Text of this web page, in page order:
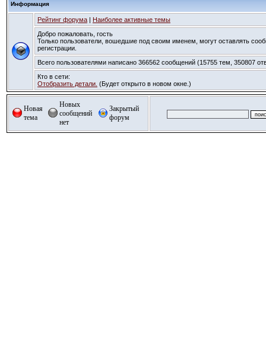
Информация
Рейтинг форума | Наиболее активные темы
Добро пожаловать, гость
Только пользователи, вошедшие под своим именем, могут оставлять
регистрации.
Всего пользователями написано 366562 сообщений (15755 тем, 350807
Кто в сети:
Отобразить детали. (Будет открыто в новом окне.)
Новая
тема
Новых
сообщений
нет
Закрытый
форум